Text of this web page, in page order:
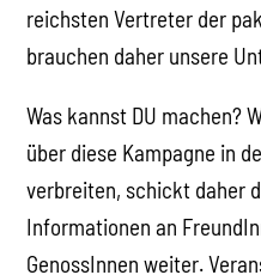
reichsten Vertreter der
brauchen daher unsere
Was kannst DU machen?
über diese Kampagne in
verbreiten, schickt daher
Informationen an
GenossInnen weiter.